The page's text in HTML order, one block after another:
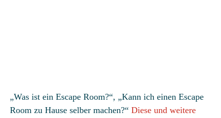
„Was ist ein Escape Room?“, „Kann ich einen Escape
Room zu Hause selber machen?“ Diese und weitere